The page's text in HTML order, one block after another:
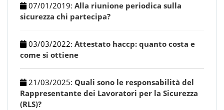
07/01/2019: Alla riunione periodica sulla
sicurezza chi partecipa?
03/03/2022: Attestato haccp: quanto costa e
come si ottiene
21/03/2025: Quali sono le responsabilità del
Rappresentante dei Lavoratori per la Sicurezza
(RLS)?